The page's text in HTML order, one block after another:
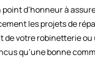
d’honneur à
les projets de
votre robinetterie
qu’une bonne